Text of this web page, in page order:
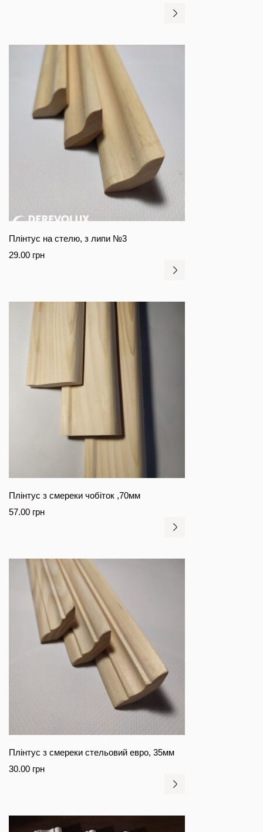
Плінтус на стелю, з липи №3
29.00 грн
Плінтус з смереки чобіток ,70мм
57.00 грн
Плінтус з смереки стельовий евро, 35мм
30.00 грн